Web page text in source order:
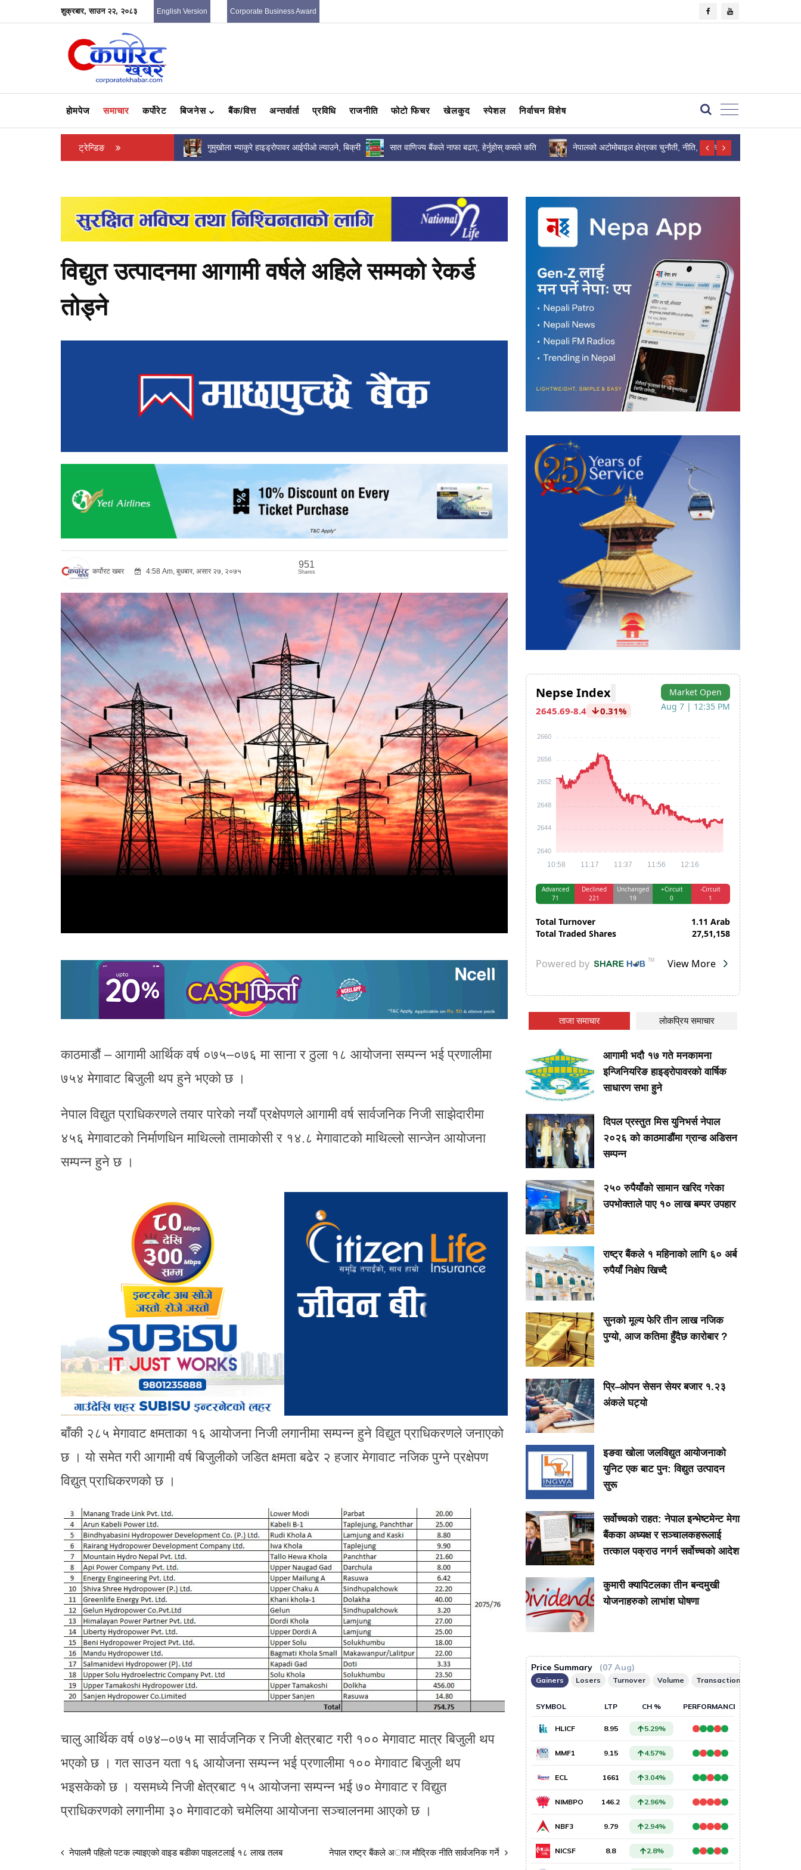
शुक्रबार, साउन २२, २०८३ English Version Corporate Business Award
हाेमपेज समाचार कर्पोरेट बिजनेस बैंक/वित्त अन्तर्वार्ता प्रविधि राजनीति फोटो फिचर खेलकुद स्पेशल निर्वाचन विशेष
ट्रेन्डिङ
‘हेलो सरकार’ लाई स्तरोन्नति गरिंदै, अवधारणापत्र र
गुमुखोला भ्याकुरे हाइड्रोपावर आईपीओ ल्याउने, बिक्री
सात वाणिज्य बैंकले नाफा बढाए, हेर्नुहोस् कसले कति
नेपालको अटोमोबाइल क्षेत्रका चुनौती, नीति, सडक
विद्युत उत्पादनमा आगामी वर्षले अहिले सम्मको रेकर्ड
तोड्ने
कर्पोरट खबर 4:58 Am, बुधबार, असार २७, २०७५
951
Shares
काठमाडौं – आगामी आर्थिक वर्ष ०७५–०७६ मा साना र ठुला १८ आयोजना सम्पन्न भई प्रणालीमा
७५४ मेगावाट बिजुली थप हुने भएको छ ।
नेपाल विद्युत प्राधिकरणले तयार पारेको नयाँ प्रक्षेपणले आगामी वर्ष सार्वजनिक निजी साझेदारीमा
४५६ मेगावाटको निर्माणधिन माथिल्लो तामाकोसी र १४.८ मेगावाटको माथिल्लो सान्जेन आयोजना
सम्पन्न हुने छ ।
बाँकी २८५ मेगावाट क्षमताका १६ आयोजना निजी लगानीमा सम्पन्न हुने विद्युत प्राधिकरणले जनाएको
छ । यो समेत गरी आगामी वर्ष बिजुलीको जडित क्षमता बढेर २ हजार मेगावाट नजिक पुग्ने प्रक्षेपण
विद्युत् प्राधिकरणको छ ।
चालु आर्थिक वर्ष ०७४–०७५ मा सार्वजनिक र निजी क्षेत्रबाट गरी १०० मेगावाट मात्र बिजुली थप
भएको छ । गत साउन यता १६ आयोजना सम्पन्न भई प्रणालीमा १०० मेगावाट बिजुली थप
भइसकेको छ । यसमध्ये निजी क्षेत्रबाट १५ आयोजना सम्पन्न भई ७० मेगावाट र विद्युत
प्राधिकरणको लगानीमा ३० मेगावाटको चमेलिया आयोजना सञ्चालनमा आएको छ ।
नेपालमै पहिलो पटक ल्याइएको वाइड बडीका पाइलटलाई १८ लाख तलब नेपाल राष्ट्र बैंकले अाज मौद्रिक नीति सार्वजनिक गर्ने
ताजा समाचार लोकप्रिय समाचार
आगामी भदौ १७ गते मनकामना
इन्जिनियरिङ हाइड्रोपावरको वार्षिक
साधारण सभा हुने
दिपल प्रस्तुत मिस युनिभर्स नेपाल
२०२६ को काठमाडौंमा ग्रान्ड अडिसन
सम्पन्न
२५० रुपैयाँको सामान खरिद गरेका
उपभोक्ताले पाए १० लाख बम्पर उपहार
राष्ट्र बैंकले १ महिनाको लागि ६० अर्ब
रुपैयाँ निक्षेप खिच्दै
सुनको मूल्य फेरि तीन लाख नजिक
पुग्यो, आज कतिमा हुँदैछ कारोबार ?
प्रि–ओपन सेसन सेयर बजार १.२३
अंकले घट्यो
इङवा खोला जलविद्युत आयोजनाको
युनिट एक बाट पुन: विद्युत उत्पादन
सुरू
सर्वोच्चको राहत: नेपाल इन्भेष्टमेन्ट मेगा
बैंकका अध्यक्ष र सञ्चालकहरूलाई
तत्काल पक्राउ नगर्न सर्वोच्चको आदेश
कुमारी क्यापिटलका तीन बन्दमुखी
योजनाहरुको लाभांश घोषणा
×